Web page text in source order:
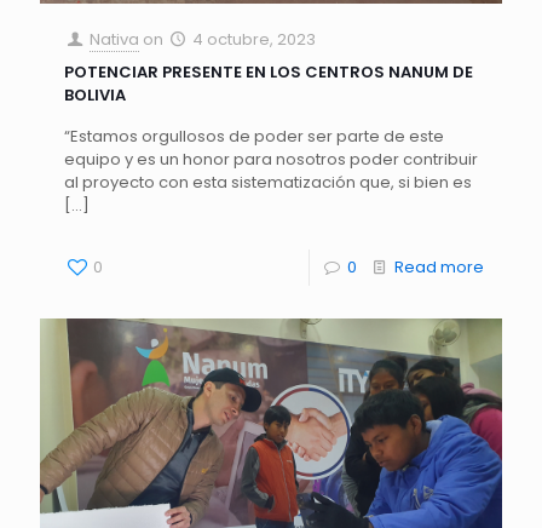
Nativa on
4 octubre, 2023
POTENCIAR PRESENTE EN LOS CENTROS NANUM DE
BOLIVIA
“Estamos orgullosos de poder ser parte de este
equipo y es un honor para nosotros poder contribuir
al proyecto con esta sistematización que, si bien es
[…]
0 0 Read more